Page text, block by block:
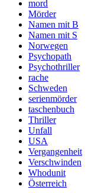
mord
Mörder
Namen mit B
Namen mit S
Norwegen
Psychopath
Psychothriller
rache
Schweden
serienmörder
taschenbuch
Thriller
Unfall
USA
Vergangenheit
Verschwinden
Whodunit
Österreich